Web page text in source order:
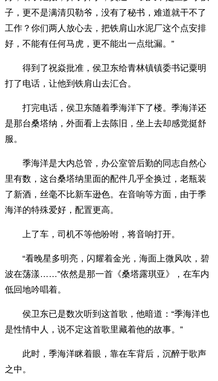
子，更不是满清贝勒爷，没有了秘书，难道就干不了
工作？你们两人放心去，把铁肩山水泥厂这个点安排
好，不能有任何马虎，更不能出一点纰漏。”
得到了祝焱批准，侯卫东给青林镇镇委书记粟明
打了电话，让他到铁肩山去汇合。
打完电话，侯卫东随着季海洋下了楼。季海洋还
是那台桑塔纳，外面看上去陈旧，坐上去却感觉挺舒
服。
季海洋是大内总管，办公室管后勤的同志自然心
里有数，这台桑塔纳里面的配件几乎全换过，老瓶装
了新酒，丝毫不比新车逊色。在音响等方面，由于季
海洋的特殊爱好，配置更高。
上了车，司机不等他吩咐，将音响打开。
“看晚星多明亮，闪耀着金光，海面上微风吹，碧
波在荡漾……”依然是那一首《桑塔露琪亚》，在车内
低回地吟唱着。
侯卫东已是数次听到这首歌，他暗道：“季海洋也
是性情中人，说不定这首歌里藏着他的故事。”
此时，季海洋眯着眼，靠在车背后，沉醉于歌声
之中。